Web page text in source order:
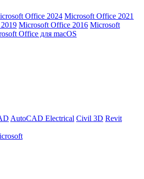
Office 2024 Microsoft Office 2021
Microsoft Office 2016 Microsoft
Office для macOS
AutoCAD Electrical Civil 3D Revit